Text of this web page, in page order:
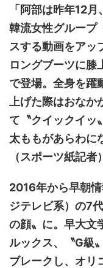
「阿部は昨年12
韓流女性グループ
スする動画をアッ
ロングブーツに膝
で登場。全身を躍
上げた際はおな
て〝クイックイッ
太ももがあらわに
（スポーツ紙記者）
2016年から早朝
ジテレビ系）の7
の顔〟に。早大文
ルックス、〝G級
ブレークし、オリ